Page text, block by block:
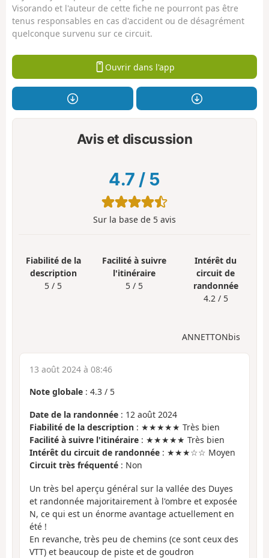
Visorando et l'auteur de cette fiche ne pourront pas être
tenus responsables en cas d'accident ou de désagrément
quelconque survenu sur ce circuit.
Ouvrir dans l'app
Avis et discussion
4.7 / 5
Sur la base de 5 avis
Fiabilité de la
description
5 / 5
Facilité à suivre
l'itinéraire
5 / 5
Intérêt du
circuit de
randonnée
4.2 / 5
ANNETTONbis
13 août 2024 à 08:46
Note globale : 4.3 / 5
Date de la randonnée : 12 août 2024
Fiabilité de la description : ★★★★★ Très bien
Facilité à suivre l'itinéraire : ★★★★★ Très bien
Intérêt du circuit de randonnée : ★★★☆☆ Moyen
Circuit très fréquenté : Non
Un très bel aperçu général sur la vallée des Duyes
et randonnée majoritairement à l'ombre et exposée
N, ce qui est un énorme avantage actuellement en
été !
En revanche, très peu de chemins (ce sont ceux des
VTT) et beaucoup de piste et de goudron